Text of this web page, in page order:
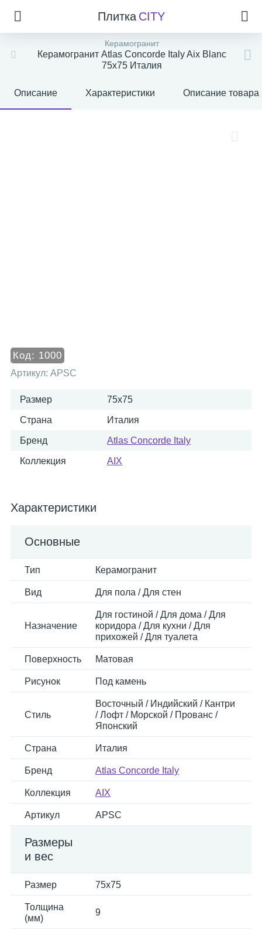
Плитка CITY
Керамогранит
Керамогранит Atlas Concorde Italy Aix Blanc
75x75 Италия
Описание Характеристики Описание товара
Код: 1000
Артикул: APSC
Размер 75x75
Страна Италия
Бренд Atlas Concorde Italy
Коллекция AIX
Характеристики
Основные
Тип Керамогранит
Вид Для пола / Для стен
Назначение
Для гостиной / Для дома / Для
коридора / Для кухни / Для
прихожей / Для туалета
Поверхность Матовая
Рисунок Под камень
Стиль
Восточный / Индийский / Кантри
/ Лофт / Морской / Прованс /
Японский
Страна Италия
Бренд Atlas Concorde Italy
Коллекция AIX
Артикул APSC
Размеры
и вес
Размер 75x75
Толщина
(мм)
9